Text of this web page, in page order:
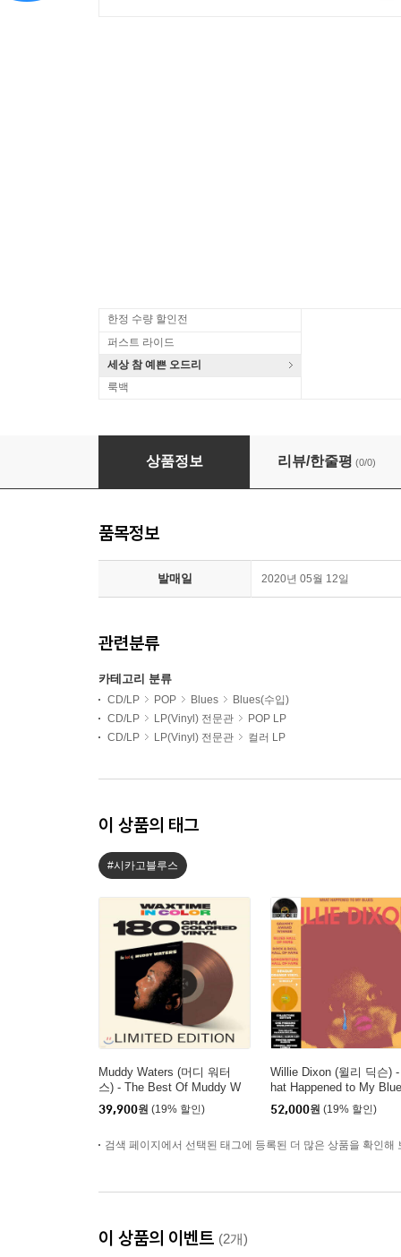
한정 수량 할인전
퍼스트 라이드
세상 참 예쁜 오드리
룩백
Muddy Waters (머디 워터스) - The Best Of
상품정보 리뷰/한줄평 (0/0)
품목정보
발매일 2020년 05월 12일
관련분류
카테고리 분류
CD/LP POP Blues
Blues(수입)
CD/LP
LP(Vinyl) 전문관
POP LP
CD/LP
LP(Vinyl) 전문관 컬러 LP
이 상품의 태그
#시카고블루스
Muddy Waters (머디 워터
스) - The Best Of Muddy W
aters [브라운 컬러 LP]
39,900원 (19% 할인)
Willie Dixon (윌리 딕슨)
hat Happened to My
[오렌지 컬러 LP]
52,000원 (19% 할인)
검색 페이지에서 선택된 태그에 등록된 더 많은 상품을 확인해
이 상품의 이벤트 (2개)